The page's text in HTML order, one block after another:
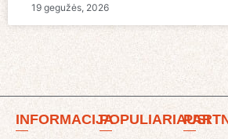
19 gegužės, 2026
INFORMACIJAPOPULIARIAUSI